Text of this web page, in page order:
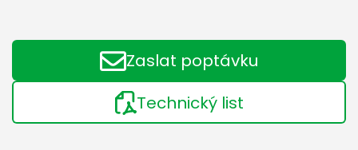
Zaslat poptávku
Technický list